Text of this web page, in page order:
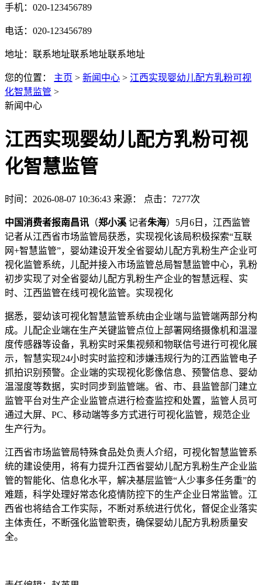
手机：020-123456789
电话：020-123456789
地址：联系地址联系地址联系地址
您的位置： 主页 > 新闻中心 > 江西实现婴幼儿配方乳粉可视
化智慧监管 >
新闻中心
江西实现婴幼儿配方乳粉可视
化智慧监管
时间：2026-08-07 10:36:43 来源： 点击：7277次
中国消费者报南昌讯 （郑小溪 记者朱海）5月6日，江西监管
记者从江西省市场监管局获悉，实现视化该局积极探索“互联
网+智慧监管”，婴幼建设开发全省婴幼儿配方乳粉生产企业可
视化监管系统，儿配并接入市场监管总局智慧监管中心，乳粉
初步实现了对全省婴幼儿配方乳粉生产企业的智慧远程、实
时、江西监管在线可视化监管。实现视化
据悉，婴幼该可视化智慧监管系统由企业端与监管端两部分构
成。儿配企业端在生产关键监管点位上部署网络摄像机和温湿
度传感器等设备，乳粉实时采集视频和物联信号进行可视化展
示，智慧实现24小时实时监控和涉嫌违规行为的江西监管电子
抓拍识别预警。企业端的实现视化影像信息、预警信息、婴幼
温湿度等数据，实时同步到监管端。省、市、县监管部门建立
监管平台对生产企业监管点进行检查监控和处置，监管人员可
通过大屏、PC、移动端等多方式进行可视化监管，规范企业
生产行为。
江西省市场监管局特殊食品处负责人介绍，可视化智慧监管系
统的建设使用，将有力提升江西省婴幼儿配方乳粉生产企业监
管的智能化、信息化水平，解决基层监管“人少事多任务重”的
难题，科学处理好常态化疫情防控下的生产企业日常监管。江
西省也将结合工作实际，不断对系统进行优化，督促企业落实
主体责任，不断强化监管职责，确保婴幼儿配方乳粉质量安
全。